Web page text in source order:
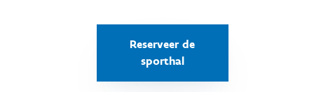
Reserveer de
sporthal